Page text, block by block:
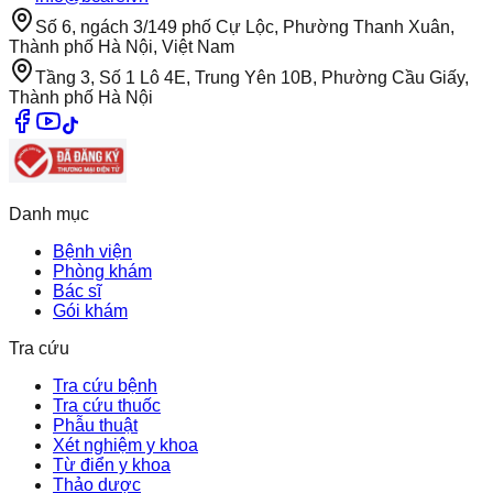
Số 6, ngách 3/149 phố Cự Lộc, Phường Thanh Xuân,
Thành phố Hà Nội, Việt Nam
Tầng 3, Số 1 Lô 4E, Trung Yên 10B, Phường Cầu Giấy,
Thành phố Hà Nội
Danh mục
Bệnh viện
Phòng khám
Bác sĩ
Gói khám
Tra cứu
Tra cứu bệnh
Tra cứu thuốc
Phẫu thuật
Xét nghiệm y khoa
Từ điển y khoa
Thảo dược